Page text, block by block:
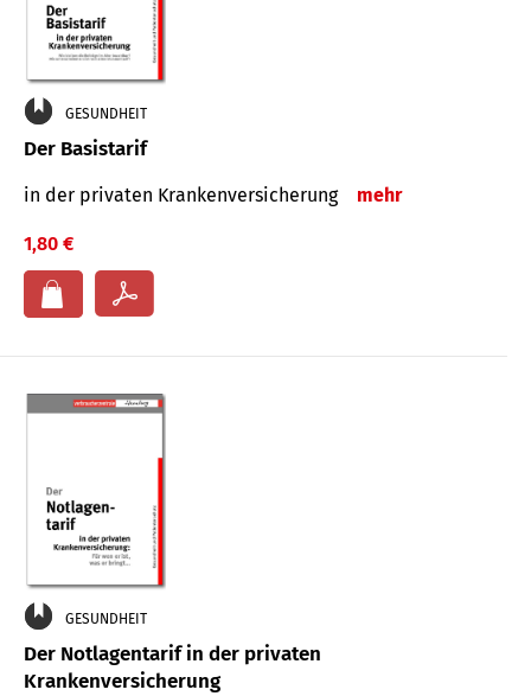
GESUNDHEIT
Der Basistarif
in der privaten Kran­ken­ver­siche­rung mehr
1,80 €
GESUNDHEIT
Der Notlagentarif in der privaten
Krankenversicherung